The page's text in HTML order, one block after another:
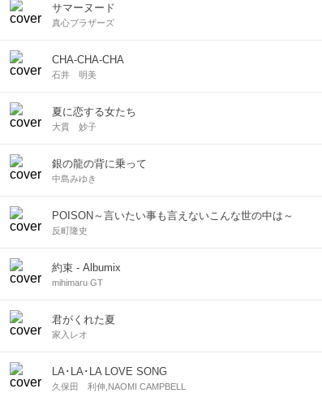
サマーヌード
真心ブラザーズ
CHA-CHA-CHA
石井 明美
夏に恋する女たち
大貫 妙子
銀の龍の背に乗って
中島みゆき
POISON～言いたい事も言えないこんな世の中は～
反町隆史
約束 - Albumix
mihimaru GT
君がくれた夏
家入レオ
LA･LA･LA LOVE SONG
久保田 利伸,NAOMI CAMPBELL